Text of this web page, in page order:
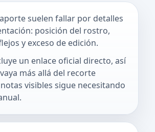
suelen fallar por detalles
posición del rostro,
y exceso de edición.
un enlace oficial directo, así
más allá del recorte
visibles sigue necesitando